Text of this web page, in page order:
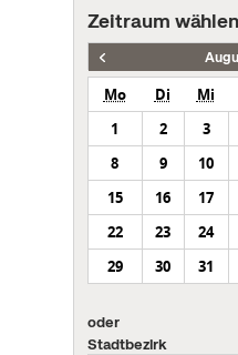
Zeitraum wählen
Mo Di Mi
1
2 3
8
9 10
15
16 17
22
23 24
29
30 31
oder
Stadtbezirk